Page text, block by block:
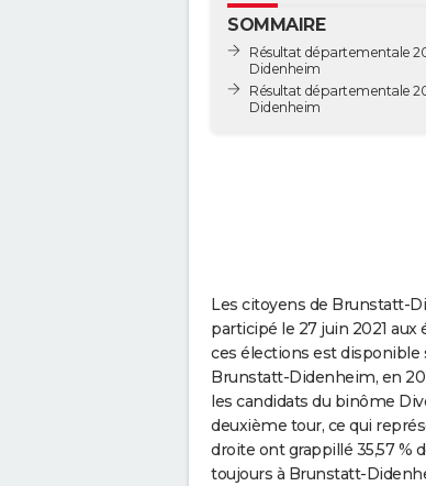
SOMMAIRE
Résultat départementale
Didenheim
Résultat départementale
Didenheim
Les citoyens de Brunstatt-
participé le 27 juin 2021
ces élections est disponible
Brunstatt-Didenheim, en
les candidats du binôme
deuxième tour, ce qui
droite ont grappillé 35,57 %
toujours à Brunstatt-